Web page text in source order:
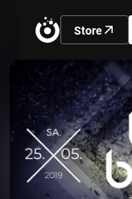
Store